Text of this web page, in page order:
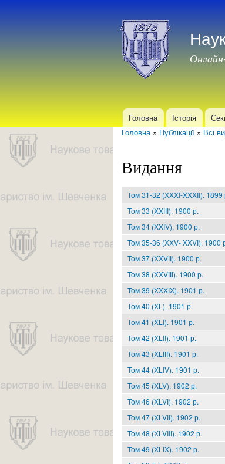
Головне меню
Головна Історія
Головна» Публікації » Всі
Видання
Том 31-32 (ХXXI-XXXII). 1899
Том 33 (ХXІІI). 1900 р.
Том 34 (ХXIV). 1900 р.
Том 35-36 (ХXV- ХXVІ). 1900
Том 37 (ХXVІІ). 1900 р.
Том 38 (ХXVІІІ). 1900 р.
Том 39 (ХXXIX). 1901 р.
Том 40 (ХL). 1901 р.
Том 41 (ХLI). 1901 р.
Том 42 (ХLII). 1901 р.
Том 43 (ХLІІI). 1901 р.
Том 44 (ХLIV). 1901 р.
Том 45 (ХLV). 1902 р.
Том 46 (ХLVІ). 1902 р.
Том 47 (ХLVІІ). 1902 р.
Том 48 (ХLVIIІ). 1902 р.
Том 49 (ХLІX). 1902 р.